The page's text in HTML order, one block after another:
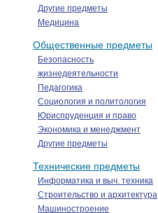
Другие предметы
Медицина
Общественные предметы
Безопасность
жизнедеятельности
Педагогика
Социология и политология
Юриспруденция и право
Экономика и менеджмент
Другие предметы
Технические предметы
Информатика и выч. техника
Строительство и архитектура
Машиностроение